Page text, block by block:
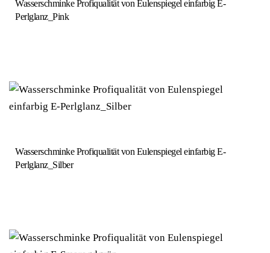
Wasserschminke Profiqualität von Eulenspiegel einfarbig E-
Perlglanz_Pink
Wasserschminke Profiqualität von Eulenspiegel einfarbig E-
Perlglanz_Silber